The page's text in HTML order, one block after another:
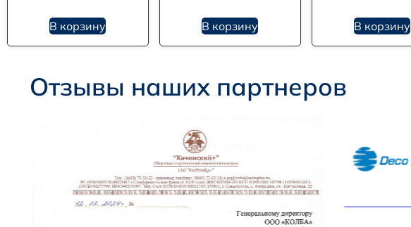
В корзину В корзину В корзину
Отзывы наших партнеров